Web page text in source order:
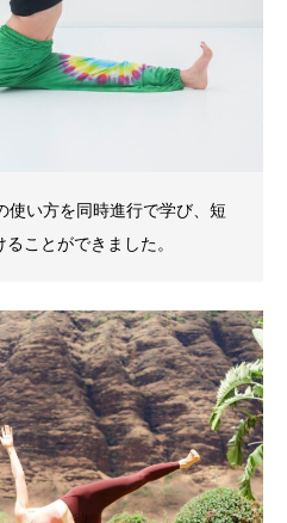
使い方を同時進行で学び、短
ことができました。